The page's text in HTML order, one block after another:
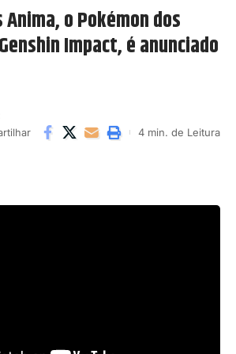
o Pokémon dos
Impact, é anunciado
4 min. de Leitura